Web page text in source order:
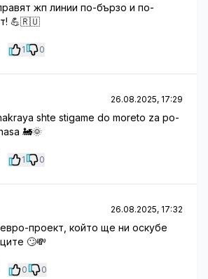
жп линии по-бързо и по-
💪🇷🇺
1 0
26.08.2025, 17:29
shte stigame do moreto za po-
🚂🌞
1 0
26.08.2025, 17:32
проект, който ще ни оскубе
🙄💸
0 0